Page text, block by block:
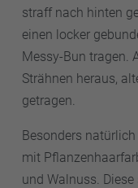
straff nach hinten
einen locker
Messy-Bun tragen.
Strähnen heraus,
getragen.
Besonders
mit
und Walnuss.